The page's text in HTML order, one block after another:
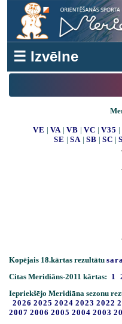
☰ Izvēlne
VE | VA | VB | VC | V35 |
SE | SA| SB | SC |
Kopējais 18.kārtas rezultātu
Citas Meridiāns-2011 kārtas: 1
Iepriekšējo Meridiāna sezonu
2026 2025 2024 2023 2022
2007 2006 2005 2004 2003